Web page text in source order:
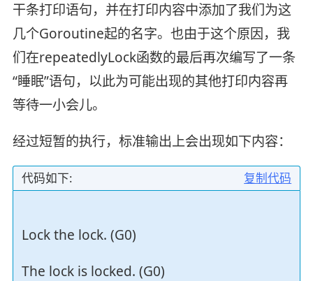
干条打印语句，并在打印内容中添加了我们为这
几个Goroutine起的名字。也由于这个原因，我
们在repeatedlyLock函数的最后再次编写了一条
“睡眠”语句，以此为可能出现的其他打印内容再
等待一小会儿。
经过短暂的执行，标准输出上会出现如下内容：
复制代码
代码如下:
Lock the lock. (G0)
The lock is locked. (G0)